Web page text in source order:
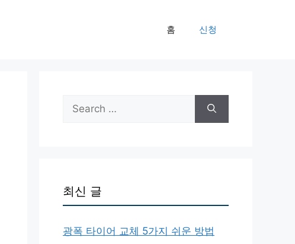
홈 신청
Search
for:
최신 글
광폭 타이어 교체 5가지 쉬운 방법